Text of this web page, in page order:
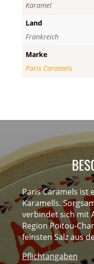
Guérande
50g
Paris
Caramels,
Menge
Karamel
Land
Frankreich
Marke
Paris Caramels
Paris Caramels ist
Karamells.
verbindet sich mit
Region Poitou-
feinsten Salz aus
Pflichtangaben